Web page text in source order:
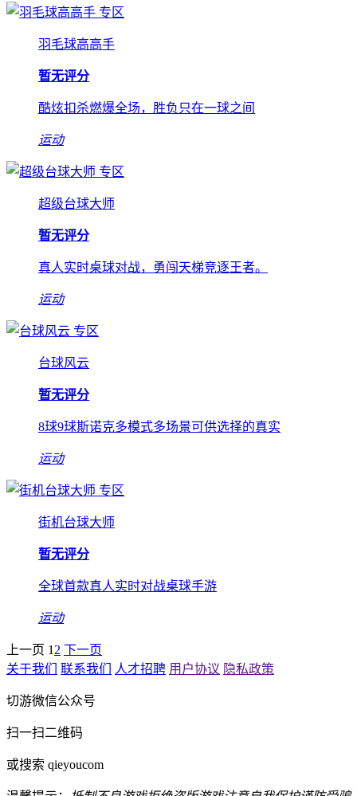
专区
羽毛球高高手
暂无评分
酷炫扣杀燃爆全场，胜负只在一球之间
运动
专区
超级台球大师
暂无评分
真人实时桌球对战，勇闯天梯竞逐王者。
运动
专区
台球风云
暂无评分
8球9球斯诺克多模式多场景可供选择的真实
运动
专区
街机台球大师
暂无评分
全球首款真人实时对战桌球手游
运动
上一页 1 2 下一页
关于我们
联系我们 人才招聘 用户协议 隐私政策
切游微信公众号
扫一扫二维码
或搜索 qieyoucom